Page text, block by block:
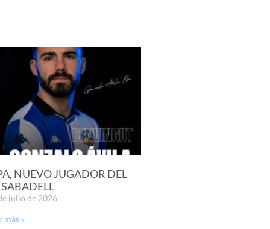
NUEVO JUGADOR DEL
SABADELL
julio de 2026
más »